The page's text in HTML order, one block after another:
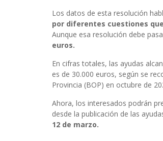
Los datos de esta resolución
por diferentes cuestiones
Aunque esa resolución debe
euros.
En cifras totales, las ayudas
es de 30.000 euros, según se
Provincia (BOP) en octubre de
Ahora, los interesados podrán
desde la publicación de las
12 de marzo.